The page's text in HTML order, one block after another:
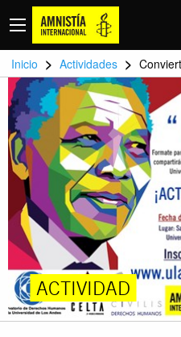
Inicio > Actividades >
ACTIVIDAD